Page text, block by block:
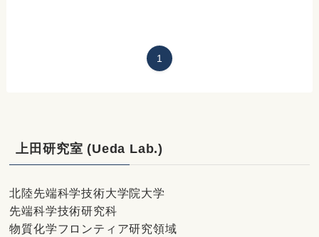
1
上田研究室 (Ueda Lab.)
北陸先端科学技術大学院大学
先端科学技術研究科
物質化学フロンティア研究領域